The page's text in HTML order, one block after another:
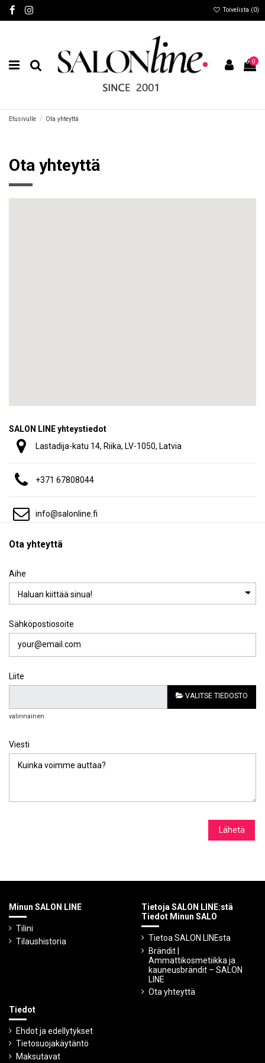
Toivelista (0)
0
Etusivulle Ota yhteyttä
Ota yhteyttä
SALON LINE yhteystiedot
Lastadija-katu 14, Riika, LV-1050, Latvia
+371 67808044
info@salonline.fi
Ota yhteyttä
Aihe
Sähköpostiosoite
Liite
VALITSE TIEDOSTO
valinnainen
Viesti
Minun SALON LINE
Tilini
Tilaushistoria
Tietoja SALON LINE:stä
Tiedot Minun SALO
Tietoa SALON LINEsta
Brändit |
Ammattikosmetiikka ja
kauneusbrändit – SALON
LINE
Ota yhteyttä
Tiedot
Ehdot ja edellytykset
Tietosuojakäytäntö
Maksutavat